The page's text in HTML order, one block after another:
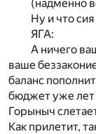
(надменно
Ну и что
ЯГА:
А ничего
ваше
баланс
бюджет уже лет
Горыныч
Как прилетит,